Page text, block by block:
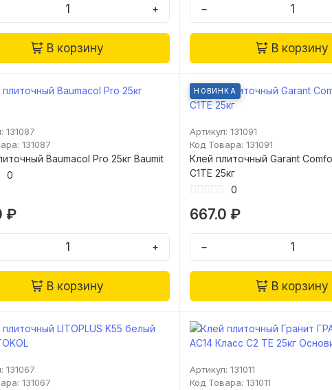
+
В корзину
−
В корзину
131087
131087
Baumacol Pro 25кг Baumit
0
₽
+
В корзину
НОВИНКА
Артикул: 131091
Код Товара: 131091
Клей плиточный Garant
C1TE 25кг
0
667.0 ₽
−
В корзину
131067
131067
Артикул: 131011
Код Товара: 131011